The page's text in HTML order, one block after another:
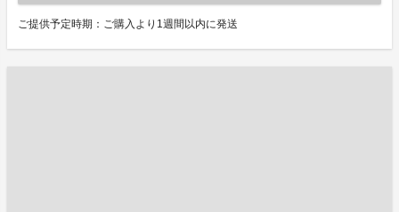
ご提供予定時期：ご購入より1週間以内に発送